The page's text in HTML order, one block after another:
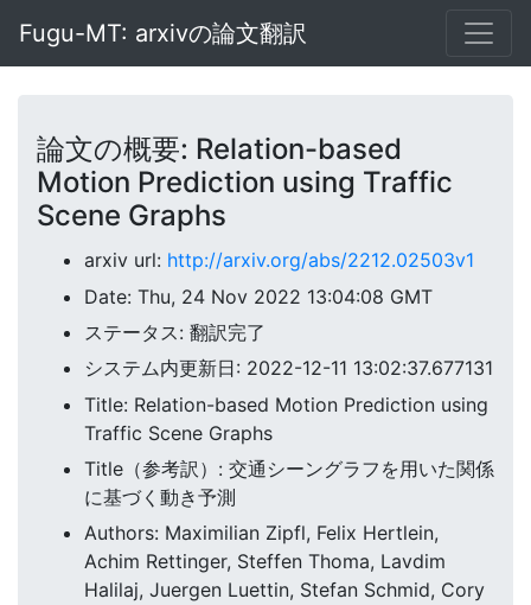
Fugu-MT: arxivの論文翻訳
論文の概要: Relation-based
Motion Prediction using Traffic
Scene Graphs
arxiv url: http://arxiv.org/abs/2212.02503v1
Date: Thu, 24 Nov 2022 13:04:08 GMT
ステータス: 翻訳完了
システム内更新日: 2022-12-11 13:02:37.677131
Title: Relation-based Motion Prediction using
Traffic Scene Graphs
Title（参考訳）: 交通シーングラフを用いた関係
に基づく動き予測
Authors: Maximilian Zipfl, Felix Hertlein,
Achim Rettinger, Steffen Thoma, Lavdim
Halilaj, Juergen Luettin, Stefan Schmid, Cory